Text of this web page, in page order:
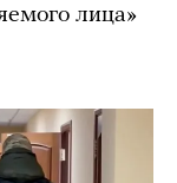
лица»